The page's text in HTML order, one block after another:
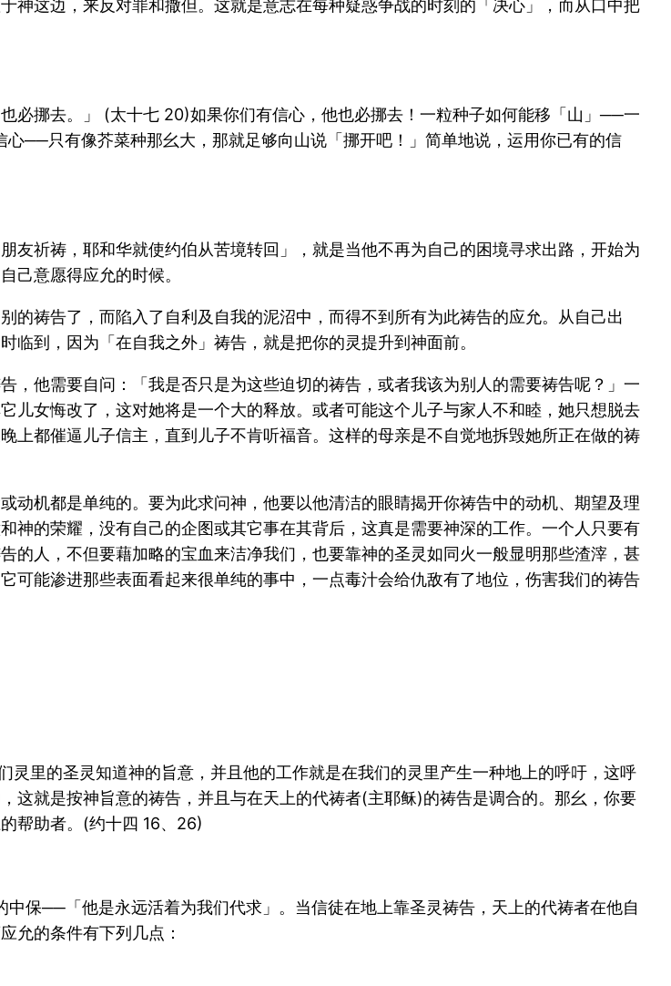
神这边，来反对罪和撒但。这就是意志在每种疑惑争战的时刻的「决心」，而从口中把
必挪去。」 (太十七 20)如果你们有信心，他也必挪去！一粒种子如何能移「山」──一
──只有像芥菜种那幺大，那就足够向山说「挪开吧！」简单地说，运用你已有的信
友祈祷，耶和华就使约伯从苦境转回」，就是当他不再为自己的困境寻求出路，开始为
己意愿得应允的时候。
的祷告了，而陷入了自利及自我的泥沼中，而得不到所有为此祷告的应允。从自己出
到，因为「在自我之外」祷告，就是把你的灵提升到神面前。
，他需要自问：「我是否只是为这些迫切的祷告，或者我该为别人的需要祷告呢？」一
儿女悔改了，这对她将是一个大的释放。或者可能这个儿子与家人不和睦，她只想脱去
上都催逼儿子信主，直到儿子不肯听福音。这样的母亲是不自觉地拆毁她所正在做的祷
动机都是单纯的。要为此求问神，他要以他清洁的眼睛揭开你祷告中的动机、期望及理
神的荣耀，没有自己的企图或其它事在其背后，这真是需要神深的工作。一个人只要有
的人，不但要藉加略的宝血来洁净我们，也要靠神的圣灵如同火一般显明那些渣滓，甚
可能渗进那些表面看起来很单纯的事中，一点毒汁会给仇敌有了地位，伤害我们的祷告
里的圣灵知道神的旨意，并且他的工作就是在我们的灵里产生一种地上的呼吁，这呼
这就是按神旨意的祷告，并且与在天上的代祷者(主耶稣)的祷告是调合的。那幺，你要
帮助者。(约十四 16、26)
保──「他是永远活着为我们代求」。当信徒在地上靠圣灵祷告，天上的代祷者在他自
允的条件有下列几点：